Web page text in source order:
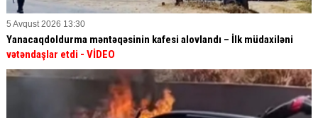
5 Avqust 2026 13:30
Yanacaqdoldurma məntəqəsinin kafesi alovlandı – İlk müdaxiləni
vətəndaşlar etdi - VİDEO